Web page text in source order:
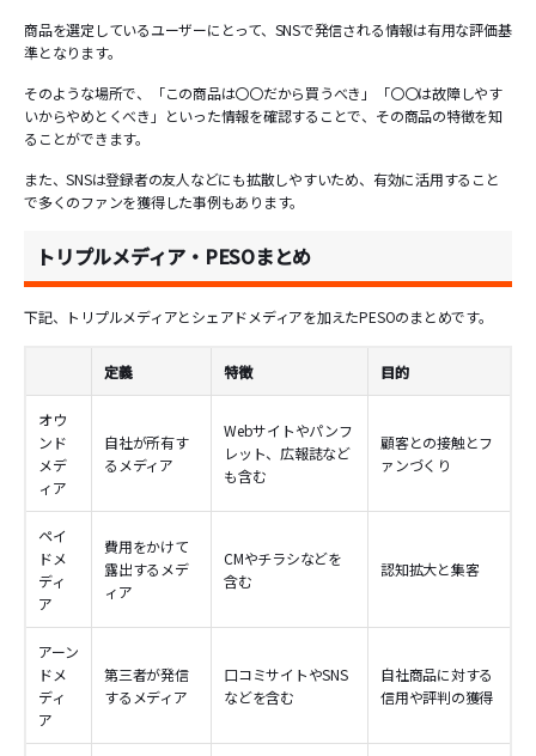
商品を選定しているユーザーにとって、SNSで発信される情報は有用な評価基
準となります。
そのような場所で、「この商品は〇〇だから買うべき」「〇〇は故障しやす
いからやめとくべき」といった情報を確認することで、その商品の特徴を知
ることができます。
また、SNSは登録者の友人などにも拡散しやすいため、有効に活用すること
で多くのファンを獲得した事例もあります。
トリプルメディア・PESOまとめ
下記、トリプルメディアとシェアドメディアを加えたPESOのまとめです。
定義 特徴 目的
オウ
ンド
メデ
ィア
自社が所有す
るメディア
Webサイトやパンフ
レット、広報誌など
も含む
顧客との接触とフ
ァンづくり
ペイ
ドメ
ディ
ア
費用をかけて
露出するメデ
ィア
CMやチラシなどを
含む
認知拡大と集客
アーン
ドメ
ディ
ア
第三者が発信
するメディア
口コミサイトやSNS
などを含む
自社商品に対する
信用や評判の獲得